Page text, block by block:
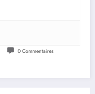
0 Commentaires